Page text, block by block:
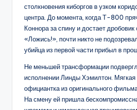
столкновения киборгов в узком
центра. До момента, когда Т-800
Коннора за спину и достает
«Ложись!», почти никто не
убийца из первой части прибыл в
Не меньшей трансформации
исполнении Линды Хэмилтон. Мягкая
официантка из оригинального
На смену ей пришла